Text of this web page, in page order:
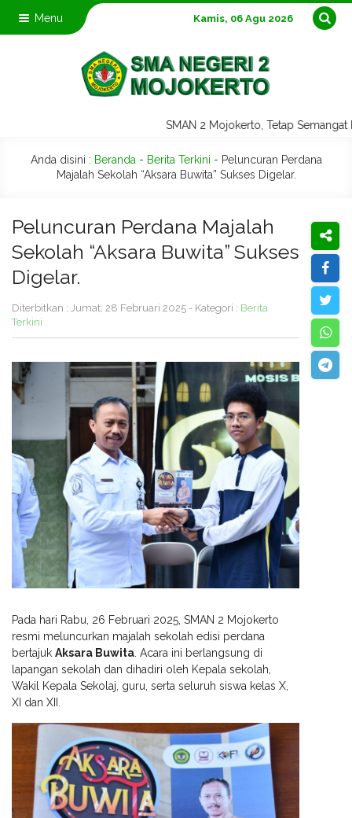
Menu Kamis, 06 Agu 2026
SMAN 2 Mojokerto, Tetap Semangat
Anda disini : Beranda - Berita Terkini - Peluncuran Perdana
Majalah Sekolah “Aksara Buwita” Sukses Digelar.
Peluncuran Perdana Majalah
Sekolah “Aksara Buwita” Sukses
Digelar.
Diterbitkan : Jumat, 28 Februari 2025 - Kategori : Berita
Terkini
Pada hari Rabu, 26 Februari 2025, SMAN 2 Mojokerto
resmi meluncurkan majalah sekolah edisi perdana
bertajuk Aksara Buwita . Acara ini berlangsung di
lapangan sekolah dan dihadiri oleh Kepala sekolah,
Wakil Kepala Sekolaj, guru, serta seluruh siswa kelas X,
XI dan XII.